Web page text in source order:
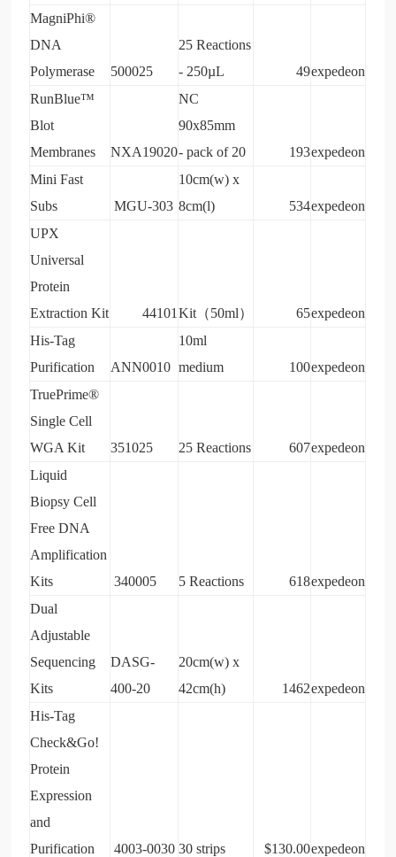
MagniPhi®
DNA
Polymerase
500025
25 Reactions
- 250µL
49expedeon
RunBlue™
Blot
Membranes
NXA19020
NC
90x85mm
- pack of 20
193expedeon
Mini Fast
Subs
MGU-303
10cm(w) x
8cm(l)
534expedeon
UPX
Universal
Protein
Extraction Kit
44101 Kit （50ml） 65expedeon
His-Tag
Purification
ANN0010
10ml
medium
100expedeon
TruePrime®
Single Cell
WGA Kit
351025 25 Reactions 607expedeon
Liquid
Biopsy Cell
Free DNA
Amplification
Kits
340005 5 Reactions 618expedeon
Dual
Adjustable
Sequencing
Kits
DASG-
400-20
20cm(w) x
42cm(h)
1462expedeon
His-Tag
Check&Go!
Protein
Expression
and
Purification
4003-0030 30 strips $130.00expedeon